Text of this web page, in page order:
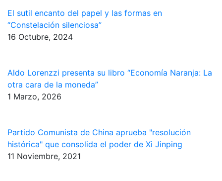
El sutil encanto del papel y las formas en
“Constelación silenciosa”
16 Octubre, 2024
Aldo Lorenzzi presenta su libro “Economía Naranja: La
otra cara de la moneda”
1 Marzo, 2026
Partido Comunista de China aprueba "resolución
histórica" que consolida el poder de Xi Jinping
11 Noviembre, 2021